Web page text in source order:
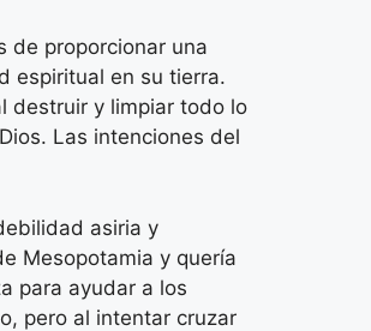
de proporcionar una
espiritual en su tierra.
destruir y limpiar todo lo
Las intenciones del
asiria y
Mesopotamia y quería
para ayudar a los
pero al intentar cruzar